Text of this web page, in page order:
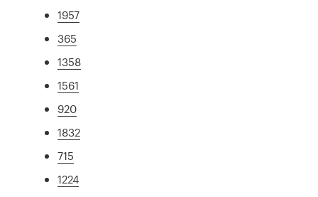
1957
365
1358
1561
920
1832
715
1224